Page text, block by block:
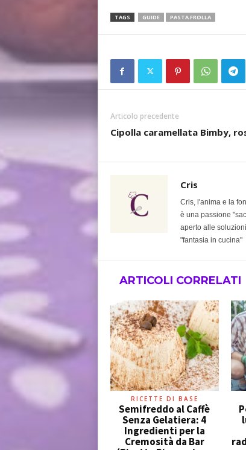
TAGS GUIDE PASTA FROLLA
Articolo precedente
Cipolla caramellata Bimby,
Cris
Cris, l'anima e la
è una passione
aperto alle
"fantasia in cucina"
ARTICOLI CORRELATI
RICETTE DI BASE
Semifreddo al Caffè
Senza Gelatiera: 4
Ingredienti per la
Cremosità da Bar